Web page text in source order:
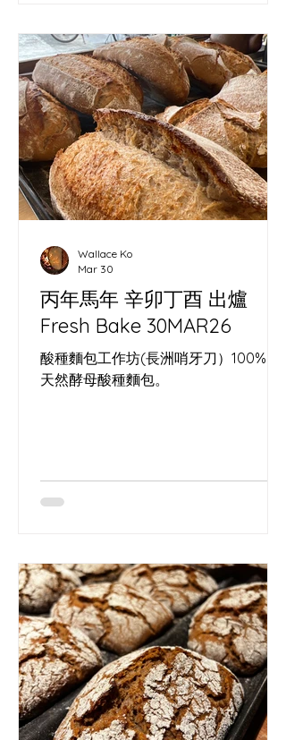
丙年馬年 辛卯丁酉 出爐
Fresh Bake 30MAR26
酸種麵包工作坊(長洲哨牙刀）100%。
天然酵母酸種麵包。
Wallace Ko
Mar 30